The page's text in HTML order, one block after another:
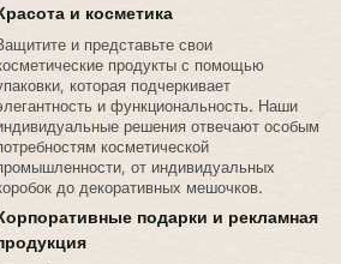
и косметика
и представьте свои
продукты с помощью
которая подчеркивает
и функциональность. Наши
решения отвечают особым
косметической
от индивидуальных
до декоративных мешочков.
подарки и рекламная